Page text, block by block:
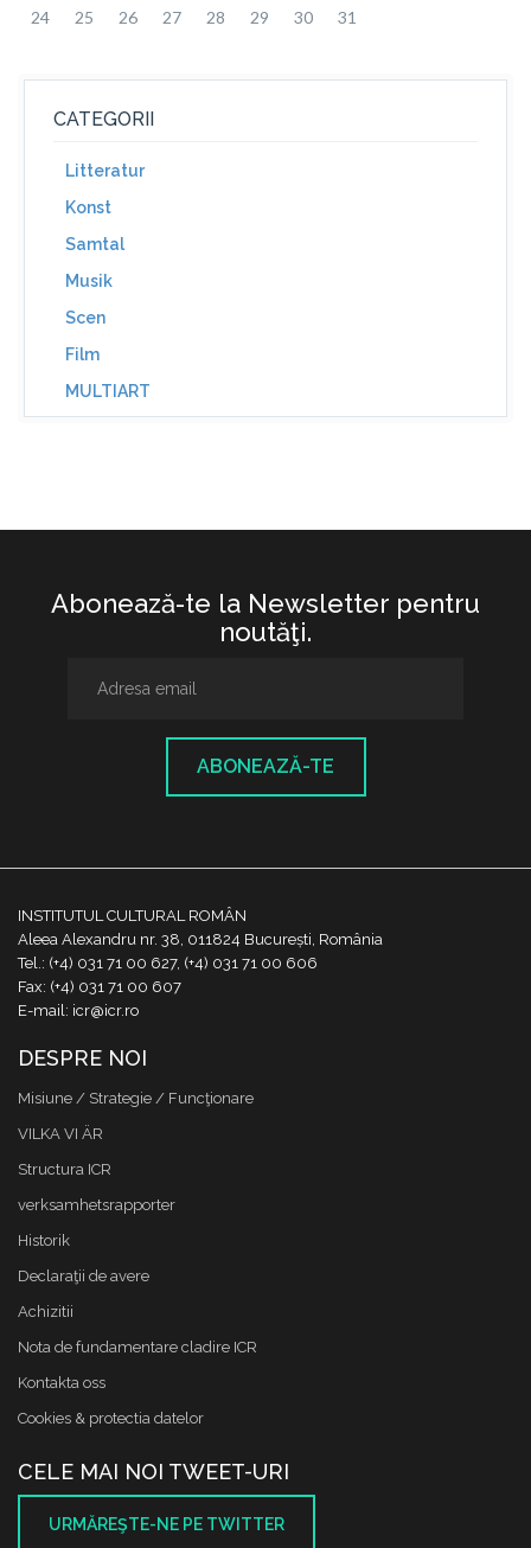
24 25 26 27 28 29 30 31
CATEGORII
Litteratur
Konst
Samtal
Musik
Scen
Film
MULTIART
Abonează-te la Newsletter pentru
noutăţi.
ABONEAZĂ-TE
INSTITUTUL CULTURAL ROMÂN
Aleea Alexandru nr. 38, 011824 București, România
Tel.: (+4) 031 71 00 627, (+4) 031 71 00 606
Fax: (+4) 031 71 00 607
E-mail: icr@icr.ro
DESPRE NOI
Misiune / Strategie / Funcţionare
VILKA VI ÄR
Structura ICR
verksamhetsrapporter
Historik
Declaraţii de avere
Achizitii
Nota de fundamentare cladire ICR
Kontakta oss
Cookies & protectia datelor
CELE MAI NOI TWEET-URI
URMĂREŞTE-NE PE TWITTER